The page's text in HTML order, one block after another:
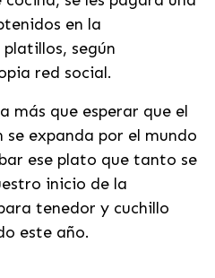
en la
según
red social.
más que esperar que el
expanda por el mundo
ese plato que tanto se
inicio de la
tenedor y cuchillo
este año.